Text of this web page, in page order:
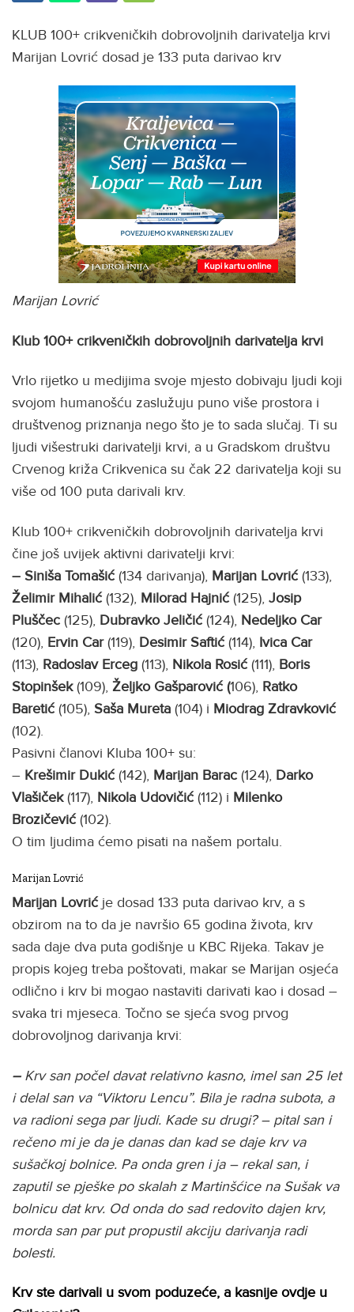
KLUB 100+ crikveničkih dobrovoljnih darivatelja krvi
Marijan Lovrić dosad je 133 puta darivao krv
Marijan Lovrić
Klub 100+ crikveničkih dobrovoljnih darivatelja krvi
Vrlo rijetko u medijima svoje mjesto dobivaju ljudi koji
svojom humanošću zaslužuju puno više prostora i
društvenog priznanja nego što je to sada slučaj. Ti su
ljudi višestruki darivatelji krvi, a u Gradskom društvu
Crvenog križa Crikvenica su čak 22 darivatelja koji su
više od 100 puta darivali krv.
Klub 100+ crikveničkih dobrovoljnih darivatelja krvi
čine još uvijek aktivni darivatelji krvi:
– Siniša Tomašić(134 darivanja), Marijan Lovrić(133),
Želimir Mihalić(132), Milorad Hajnić(125), Josip
Pluščec (125), Dubravko Jeličić(124), Nedeljko Car
(120), Ervin Car(119), Desimir Saftić(114), Ivica Car
(113), Radoslav Erceg (113), Nikola Rosić(111), Boris
Stopinšek(109), Željko Gašparović (106), Ratko
Baretić(105), Saša Mureta (104) i Miodrag Zdravković
(102).
Pasivni članovi Kluba 100+ su:
– Krešimir Dukić(142), Marijan Barac (124), Darko
Vlašiček(117), Nikola Udovičić(112) i Milenko
Brozičević(102).
O tim ljudima ćemo pisati na našem portalu.
Marijan Lovrić
Marijan Lovrićje dosad 133 puta darivao krv, a s
obzirom na to da je navršio 65 godina života, krv
sada daje dva puta godišnje u KBC Rijeka. Takav je
propis kojeg treba poštovati, makar se Marijan osjeća
odlično i krv bi mogao nastaviti darivati kao i dosad –
svaka tri mjeseca. Točno se sjeća svog prvog
dobrovoljnog darivanja krvi:
– Krv san počel davat relativno kasno, imel san 25 let
i delal san va “Viktoru Lencu”. Bila je radna subota, a
va radioni sega par ljudi. Kade su drugi? – pital san i
rečeno mi je da je danas dan kad se daje krv va
sušačkoj bolnice. Pa onda gren i ja – rekal san, i
zaputil se pješke po skalah z Martinšćice na Sušak va
bolnicu dat krv. Od onda do sad redovito dajen krv,
morda san par put propustil akciju darivanja radi
bolesti.
Krv ste darivali u svom poduzeće, a kasnije ovdje u